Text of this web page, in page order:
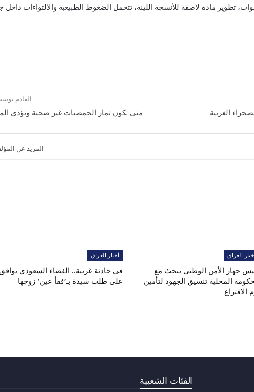
تطوير مادة لاصقة للأنسجة اللينة، تتحمل الضغوط الطبيعية والالتواءات
الغربية
القادم
متى تكون ثمار الحمضيات غير صحية وتؤذي
المزيد عن
العراق
جهاز الأمن الوطني يبحث مع
المحلية تنسيق الجهود لتأمين
الاقتراع
أخبار العراق
في حادثة غريبة.. القضاء السعودي يوافق
على طلب سيدة بـ’فقأ عين’ زوجها
الفئات الشعبية